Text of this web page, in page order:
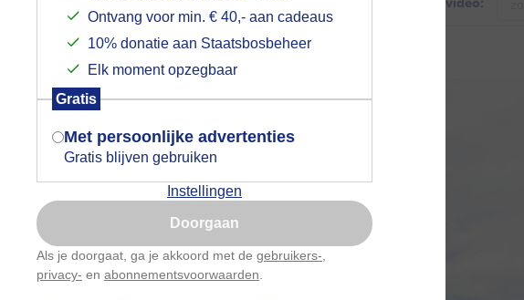
Ontvang voor min. € 40,- aan cadeaus
10% donatie aan Staatsbosbeheer
Elk moment opzegbaar
Gratis
Met persoonlijke advertenties
Gratis blijven gebruiken
Instellingen
Doorgaan
Als je doorgaat, ga je akkoord met de gebruikers-
privacy- en abonnementsvoorwaarden
Zoeken in foto & video:
het weer?
Indien je hier nog geen akkoord op hebt
gegeven, verschijnt er zo een pop-up uit
je browser waarin deze toestemming
gevraagd wordt.
Is goed, toon de popup
Nu niet, misschien later
Gebruik je Safari en wil je niet elke dag deze pop-up